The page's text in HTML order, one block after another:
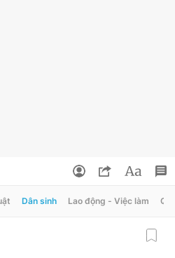
Dân sinh Lao động - Việc làm